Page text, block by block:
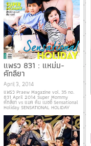
แพรว 831 : แหม่ม-
คัทลียา
April 3, 2014
แพรว Praew Magazine vol. 35 no.
831 April 2014 Super Mommy
คัทลียา vs แมค คิน เนซซี่ Sensational
Holiday SENSATIONAL HOLIDAY